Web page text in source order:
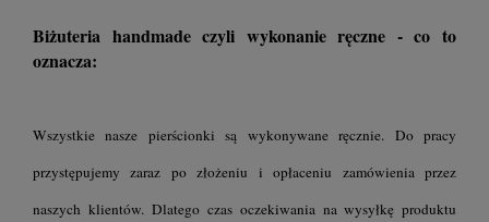
Biżuteria handmade czyli wykonanie ręczne - co to
oznacza:
Wszystkie nasze pierścionki są wykonywane ręcznie. Do pracy
przystępujemy zaraz po złożeniu i opłaceniu zamówienia przez
naszych klientów. Dlatego czas oczekiwania na wysyłkę produktu